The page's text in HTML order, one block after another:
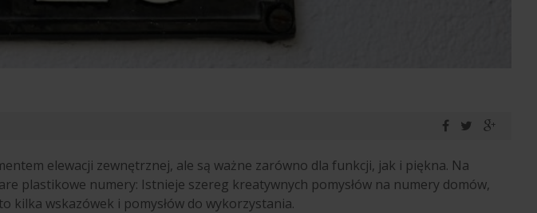
elewacji zewnętrznej, ale są ważne zarówno dla funkcji, jak i piękna. Na
plastikowe numery: Istnieje szereg kreatywnych pomysłów na numery domów,
kilka wskazówek i pomysłów do wykorzystania.